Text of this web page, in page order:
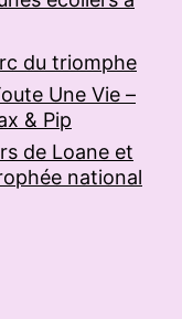
du triomphe
Une Vie –
& Pip
de Loane et
national